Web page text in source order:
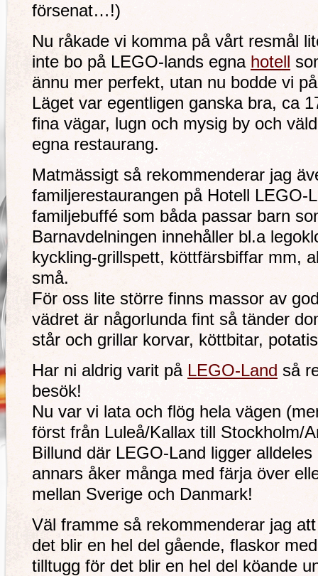
försenat…!)
Nu råkade vi komma på vårt resmål
inte bo på LEGO-lands egna hotell
ännu mer perfekt, utan nu bodde vi
Läget var egentligen ganska bra, ca
fina vägar, lugn och mysig by och
egna restaurang.
Matmässigt så rekommenderar jag
familjerestaurangen på Hotell LEGO-
familjebuffé som båda passar barn
Barnavdelningen innehåller bl.a
kyckling-grillspett, köttfärsbiffar mm,
små.
För oss lite större finns massor av
vädret är någorlunda fint så tänder
står och grillar korvar, köttbitar,
Har ni aldrig varit på LEGO-Land så
besök!
Nu var vi lata och flög hela vägen
först från Luleå/Kallax till Stockholm/
Billund där LEGO-Land ligger
annars åker många med färja över
mellan Sverige och Danmark!
Väl framme så rekommenderar jag
det blir en hel del gående, flaskor
tilltugg för det blir en hel del köande